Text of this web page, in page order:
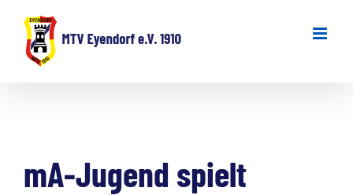
Inhalt
springen
mA-Jugend spielt